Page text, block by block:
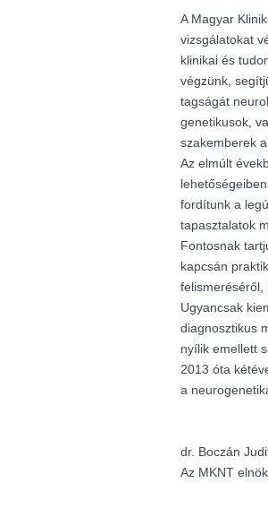
A Magyar
vizsgálatokat
klinikai és
végzünk,
tagságát
genetikusok,
szakemberek
Az elmúlt
fordítunk a
tapasztalatok
Fontosnak
kapcsán
felismeréséről,
Ugyancsak
diagnosztikus
nyílik emellett
2013 óta
a
dr. Boczán
Az MKNT